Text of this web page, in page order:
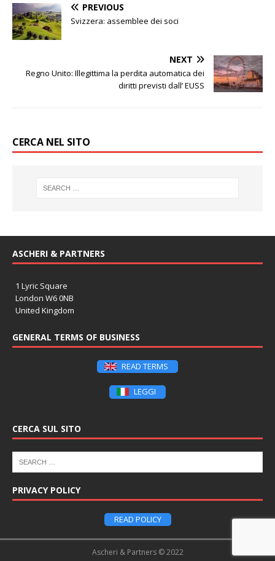
PREVIOUS
Svizzera: assemblee dei soci
NEXT
Regno Unito: Illegittima la perdita automatica dei
diritti previsti dall’ EUSS
CERCA NEL SITO
ASCHERI & PARTNERS
1 Lyric Square
London W6 0NB
United Kingdom
GENERAL TERMS OF BUSINESS
READ TERMS
LEGGI
CERCA SUL SITO
PRIVACY POLICY
READ POLICY
Ascheri & Partners © 2022